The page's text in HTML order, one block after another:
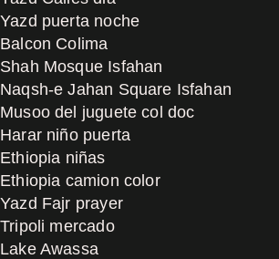
Yazd puerta noche
Balcon Colima
Shah Mosque Isfahan
Naqsh-e Jahan Square Isfahan
Musoo del juguete col doc
Harar niño puerta
Ethiopia niñas
Ethiopia camion color
Yazd Fajr prayer
Tripoli mercado
Lake Awassa